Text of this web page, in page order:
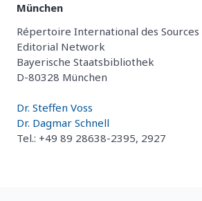
München
Répertoire International des Sources
Editorial Network
Bayerische Staatsbibliothek
D-80328 München
Dr. Steffen Voss
Dr. Dagmar Schnell
Tel.: +49 89 28638-2395, 2927